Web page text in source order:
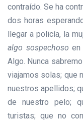
contraído. Se ha
dos horas
llegar a policía, la
algo sospechoso en
Algo. Nunca
viajamos solas; que
nuestros apellidos;
de nuestro pelo;
turistas; que no